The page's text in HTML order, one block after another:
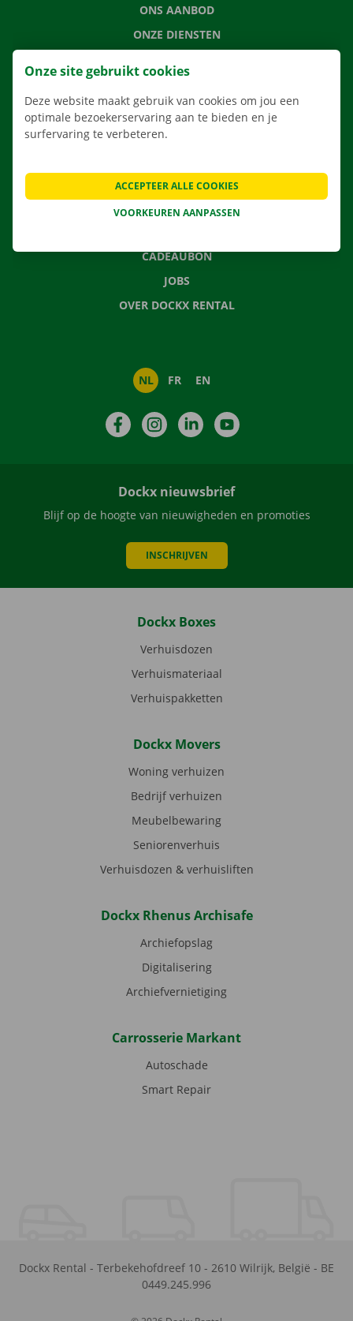
ONS AANBOD
ONZE DIENSTEN
VERHUISOPLOSSINGEN
CONTACTEER ONS
VEELGESTELDE VRAGEN
CADEAUBON
JOBS
OVER DOCKX RENTAL
NL FR EN
FacebookInstagramLinkedIn
Dockx nieuwsbrief
Blijf op de hoogte van nieuwigheden en promoties
INSCHRIJVEN
Dockx Boxes
Verhuisdozen
Verhuismateriaal
Verhuispakketten
Dockx Movers
Woning verhuizen
Bedrijf verhuizen
Meubelbewaring
Seniorenverhuis
Verhuisdozen & verhuisliften
Dockx Rhenus Archisafe
Archiefopslag
Digitalisering
Archiefvernietiging
Carrosserie Markant
Autoschade
Smart Repair
Dockx Rental - Terbekehofdreef 10 - 2610 Wilrijk, België - BE
0449.245.996
Onze site gebruikt cookies
Deze website maakt gebruik van cookies om jou een
optimale bezoekerservaring aan te bieden en je
surfervaring te verbeteren.
VOORKEUREN AANPASSEN
ACCEPTEER ALLE COOKIES